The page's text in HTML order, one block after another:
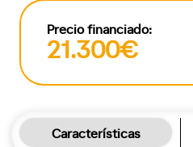
Precio financiado:
21.300€
Características